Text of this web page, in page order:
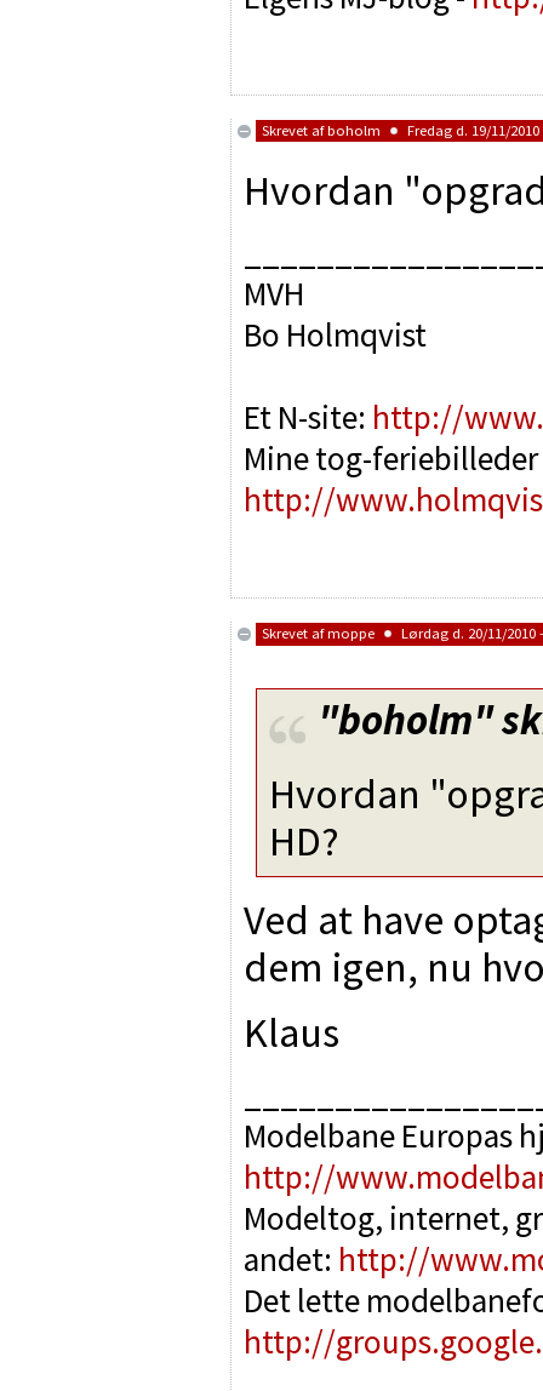
Skrevet afboholm Fredag d. 19/11/2010
Hvordan
MVH
Bo Holmqvist
Et N-site: http://
Mine tog-feriebilleder
http://
Skrevet afmoppe Lørdag d. 20/11/2010
"boholm"
Hvordan
HD?
Ved at have
dem igen, nu
Klaus
Modelbane Europas
http://
Modeltog, internet,
andet: http://
Det lette
http://